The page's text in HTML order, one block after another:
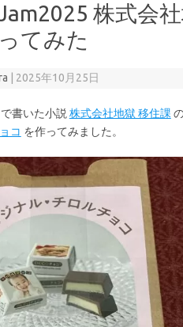
株式会
てみた
2025年10月25日
書いた小説 株式会社地獄 移住課
コ を作ってみました。